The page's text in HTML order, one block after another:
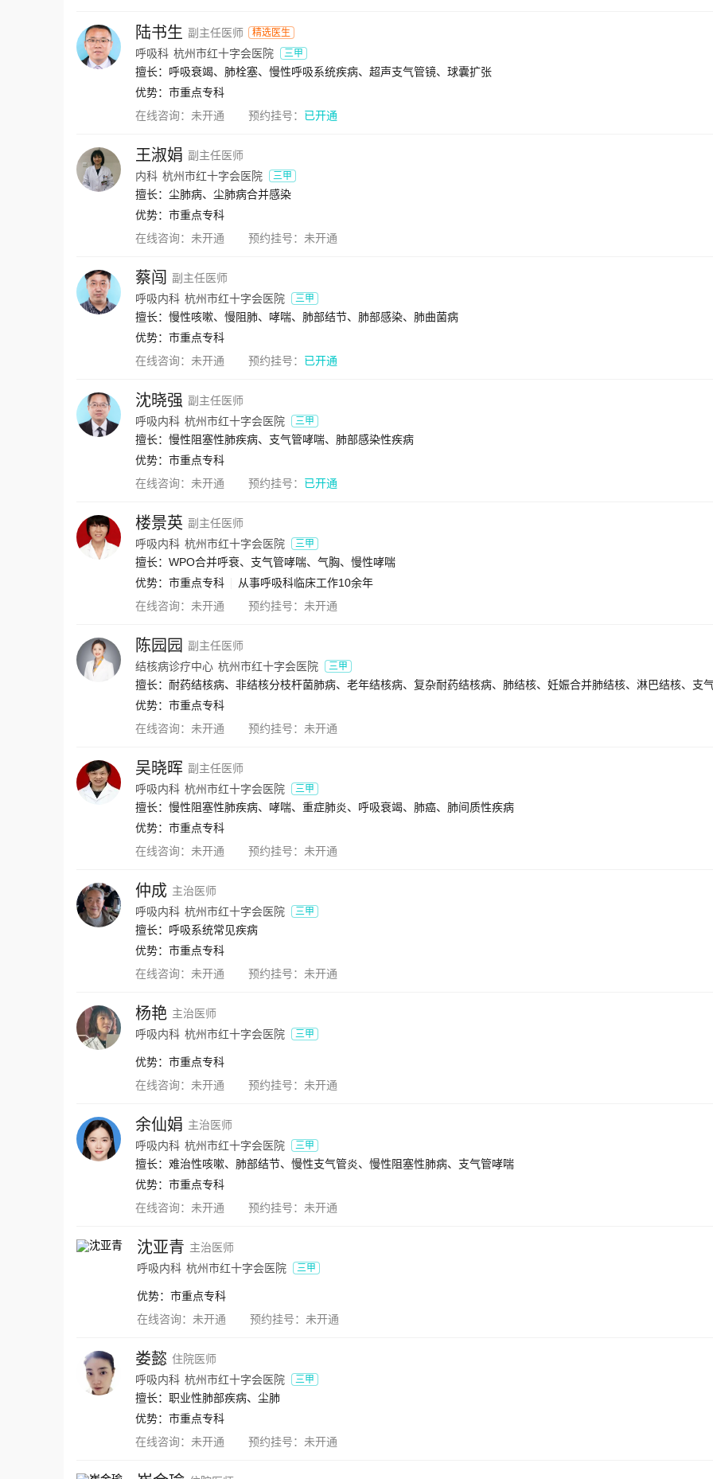
陆书生 副主任医师 精选医生
呼吸科 杭州市红十字会医院 三甲
擅长：呼吸衰竭、肺栓塞、慢性呼吸系统疾病、超声支气管镜、球囊扩张
优势： 市重点专科
在线咨询： 未开通 预约挂号： 已开通
王淑娟 副主任医师
内科 杭州市红十字会医院 三甲
擅长：尘肺病、尘肺病合并感染
优势： 市重点专科
在线咨询： 未开通 预约挂号： 未开通
蔡闯
副主任医师
呼吸内科 杭州市红十字会医院 三甲
擅长：慢性咳嗽、慢阻肺、哮喘、肺部结节、肺部感染、肺曲菌病
优势： 市重点专科
在线咨询： 未开通 预约挂号： 已开通
沈晓强 副主任医师
呼吸内科 杭州市红十字会医院 三甲
擅长：慢性阻塞性肺疾病、支气管哮喘、肺部感染性疾病
优势： 市重点专科
在线咨询： 未开通 预约挂号： 已开通
楼景英 副主任医师
呼吸内科 杭州市红十字会医院 三甲
擅长：WPO合并呼衰、支气管哮喘、气胸、慢性哮喘
优势： 市重点专科
从事呼吸科临床工作10余年
在线咨询： 未开通 预约挂号： 未开通
陈园园
副主任医师
结核病诊疗中心 杭州市红十字会医院 三甲
优势： 市重点专科
在线咨询： 未开通 预约挂号： 未开通
吴晓晖 副主任医师
呼吸内科 杭州市红十字会医院 三甲
擅长：慢性阻塞性肺疾病、哮喘、重症肺炎、呼吸衰竭、肺癌、肺间质性疾病
优势： 市重点专科
在线咨询： 未开通 预约挂号： 未开通
仲成 主治医师
呼吸内科 杭州市红十字会医院 三甲
擅长：呼吸系统常见疾病
优势： 市重点专科
在线咨询： 未开通 预约挂号： 未开通
杨艳 主治医师
呼吸内科 杭州市红十字会医院 三甲
优势： 市重点专科
在线咨询： 未开通 预约挂号： 未开通
余仙娟 主治医师
呼吸内科 杭州市红十字会医院 三甲
擅长：难治性咳嗽、肺部结节、慢性支气管炎、慢性阻塞性肺病、支气管哮喘
优势： 市重点专科
在线咨询： 未开通 预约挂号： 未开通
沈亚青 主治医师
呼吸内科 杭州市红十字会医院 三甲
优势： 市重点专科
在线咨询： 未开通 预约挂号： 未开通
娄懿 住院医师
呼吸内科 杭州市红十字会医院 三甲
擅长：职业性肺部疾病、尘肺
优势： 市重点专科
在线咨询： 未开通 预约挂号： 未开通